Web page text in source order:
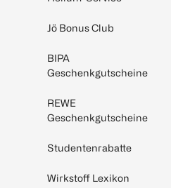
Jö Bonus Club
BIPA
Geschenkgutscheine
REWE
Geschenkgutscheine
Studentenrabatte
Wirkstoff Lexikon